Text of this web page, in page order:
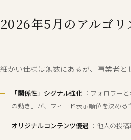
2026年5月のアルゴリ
細かい仕様は無数にあるが、事業者と
「関係性」シグナル強化 ：フォロワー
の動き」が、フィード表示順位を決める
オリジナルコンテンツ優遇 ：他人の投